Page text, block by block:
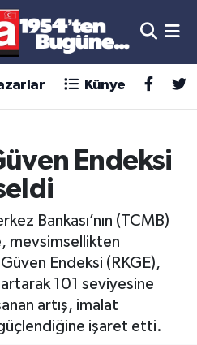
Künye
Endeksi
Bankası’nın (TCMB)
mevsimsellikten
Güven Endeksi (RKGE),
artarak 101 seviyesine
artış, imalat
işaret etti.